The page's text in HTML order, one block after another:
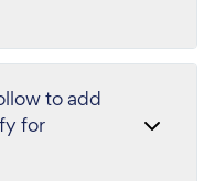
to add
for